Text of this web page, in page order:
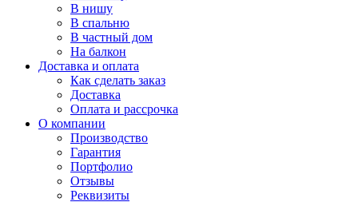
В нишу
В спальню
В частный дом
На балкон
Доставка и оплата
Как сделать заказ
Доставка
Оплата и рассрочка
О компании
Производство
Гарантия
Портфолио
Отзывы
Реквизиты